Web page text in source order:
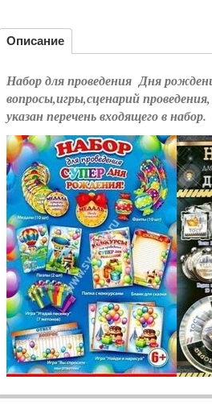
Описание
Набор для проведения Дня
вопросы,игры,сценарий
указан перечень входящего в набор.